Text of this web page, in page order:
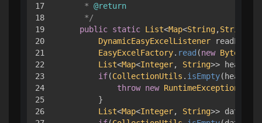
17
18
19
20
21
22
23
24
25
26
     *
@return
     */
public static List<Map<String,String
DynamicEasyExcelListener
EasyExcelFactory. read (new
List<Map<Integer, String>>
if(CollectionUtils . isEmpty
throw new RuntimeException
        }
List<Map<Integer, String>>